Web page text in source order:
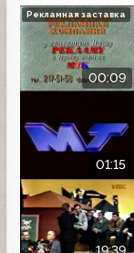
00:09
Рекламная заставка
01:15